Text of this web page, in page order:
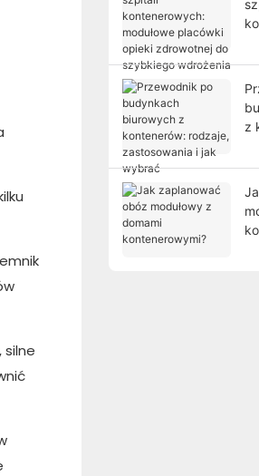
z
i